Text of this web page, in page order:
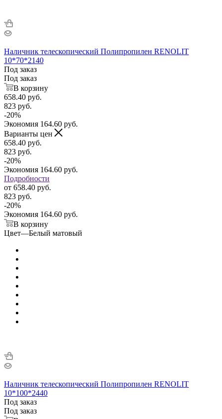
Наличник телескопический Полипропилен RENOLIT
10*70*2140
Под заказ
Под заказ
В корзину
658.40 руб.
823 руб.
-20%
Экономия 164.60 руб.
Варианты цен
658.40 руб.
823 руб.
-20%
Экономия 164.60 руб.
Подробности
от 658.40 руб.
823 руб.
-20%
Экономия 164.60 руб.
В корзину
Цвет—Белый матовый
Наличник телескопический Полипропилен RENOLIT
10*100*2440
Под заказ
Под заказ